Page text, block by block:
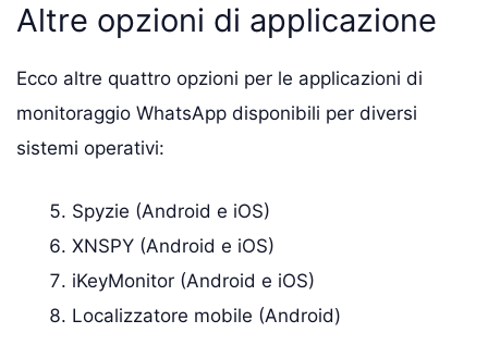
Altre opzioni di applicazione
Ecco altre quattro opzioni per le applicazioni di
monitoraggio WhatsApp disponibili per diversi
sistemi operativi:
Spyzie (Android e iOS)
XNSPY (Android e iOS)
iKeyMonitor (Android e iOS)
Localizzatore mobile (Android)